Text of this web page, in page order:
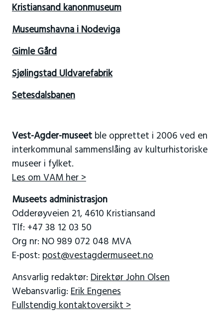
Kristiansand kanonmuseum
Museumshavna i Nodeviga
Gimle Gård
Sjølingstad Uldvarefabrik
Setesdalsbanen
Vest-Agder-museetble opprettet i 2006 ved en
interkommunal sammenslåing av kulturhistoriske
museer i fylket.
Les om VAM her >
Museets administrasjon
Odderøyveien 21, 4610 Kristiansand
Tlf: +47 38 12 03 50
Org nr: NO 989 072 048 MVA
E-post: post@vestagdermuseet.no
Ansvarlig redaktør: Direktør John Olsen
Webansvarlig: Erik Engenes
Fullstendig kontaktoversikt >